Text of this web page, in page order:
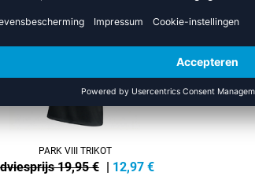
PARK VIII TRIKOT
19,95 € | 12,97 €